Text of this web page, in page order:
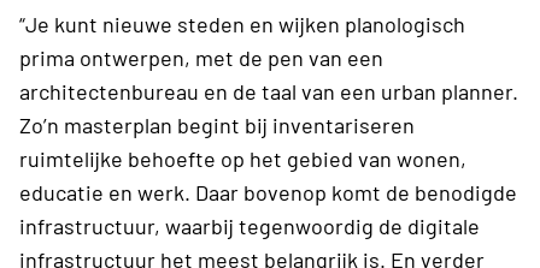
“Je kunt nieuwe steden en wijken planologisch
prima ontwerpen, met de pen van een
architectenbureau en de taal van een urban planner.
Zo’n masterplan begint bij inventariseren
ruimtelijke behoefte op het gebied van wonen,
educatie en werk. Daar bovenop komt de benodigde
infrastructuur, waarbij tegenwoordig de digitale
infrastructuur het meest belangrijk is. En verder